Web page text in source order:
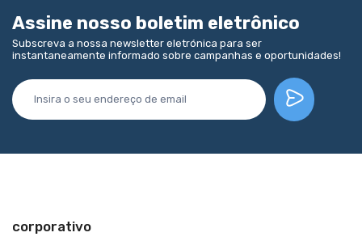
Assine nosso boletim eletrônico
Subscreva a nossa newsletter eletrónica para ser
instantaneamente informado sobre campanhas e oportunidades!
corporativo